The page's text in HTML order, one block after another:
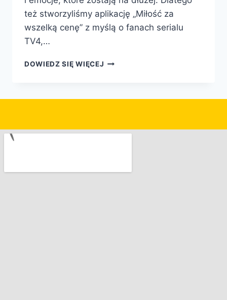
też stworzyliśmy aplikację „Miłość za
wszelką cenę” z myślą o fanach serialu
TV4,…
DOWIEDZ SIĘ WIĘCEJ